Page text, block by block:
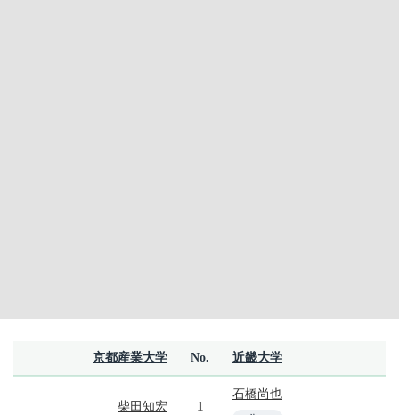
京都産業大学 No. 近畿大学
柴田知宏 1
石橋尚也